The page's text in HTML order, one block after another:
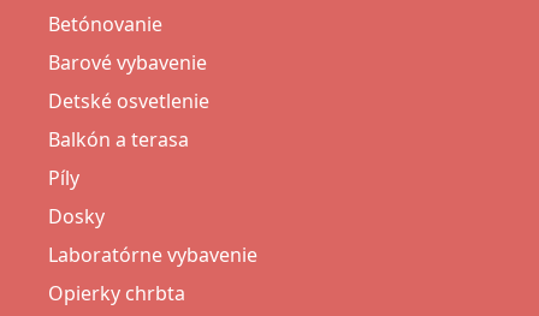
Betónovanie
Barové vybavenie
Detské osvetlenie
Balkón a terasa
Píly
Dosky
Laboratórne vybavenie
Opierky chrbta